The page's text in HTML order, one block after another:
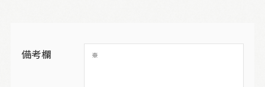
備考欄